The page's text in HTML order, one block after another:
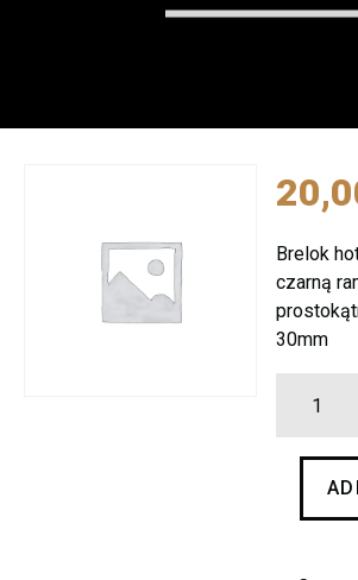
Brelok
czarną
30mm
srebrny